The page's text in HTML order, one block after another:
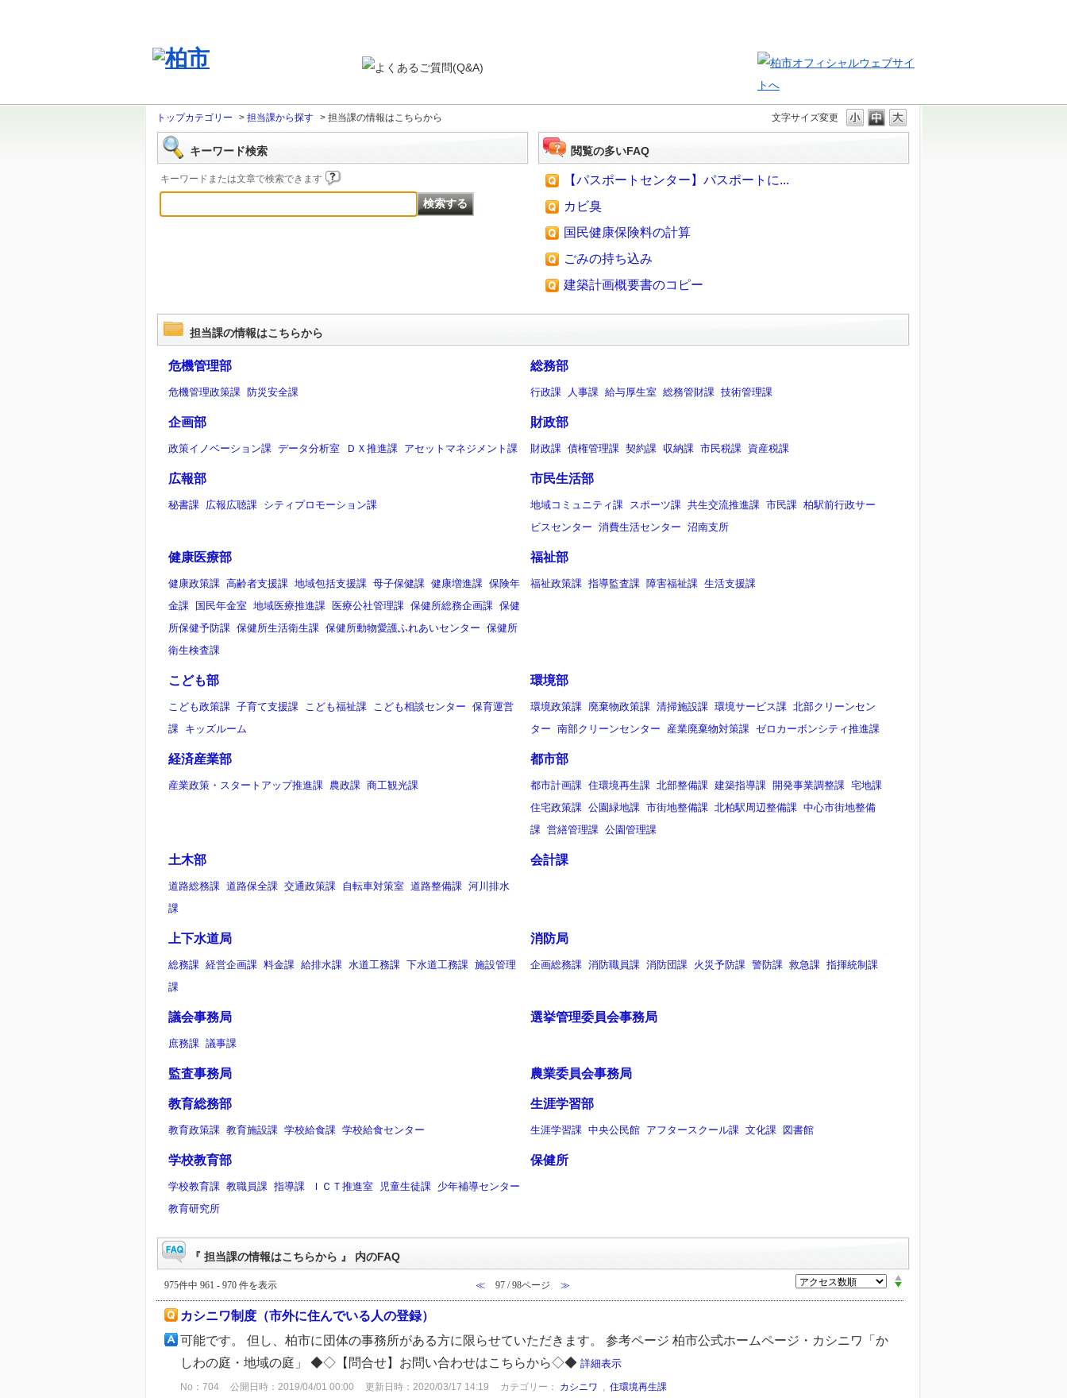
文字サイズ変更
トップカテゴリー > 担当課から探す > 担当課の情報はこちらから
キーワード検索
キーワードまたは文章で検索できます
閲覧の多いFAQ
【パスポートセンター】パスポートに...
カビ臭
国民健康保険料の計算
ごみの持ち込み
建築計画概要書のコピー
担当課の情報はこちらから
危機管理部
危機管理政策課 防災安全課
総務部
行政課 人事課 給与厚生室 総務管財課 技術管理課
企画部
政策イノベーション課 データ分析室 ＤＸ推進課 アセットマネジメント課
財政部
財政課 債権管理課 契約課 収納課 市民税課 資産税課
広報部
秘書課 広報広聴課 シティプロモーション課
市民生活部
地域コミュニティ課 スポーツ課 共生交流推進課 市民課 柏駅前行政サー
ビスセンター 消費生活センター 沼南支所
健康医療部
健康政策課 高齢者支援課 地域包括支援課 母子保健課 健康増進課 保険年
金課
国民年金室 地域医療推進課 医療公社管理課 保健所総務企画課 保健
所保健予防課 保健所生活衛生課 保健所動物愛護ふれあいセンター 保健所
衛生検査課
福祉部
福祉政策課 指導監査課 障害福祉課 生活支援課
こども部
こども政策課 子育て支援課 こども福祉課 こども相談センター 保育運営
課 キッズルーム
環境部
環境政策課 廃棄物政策課 清掃施設課 環境サービス課 北部クリーンセン
ター 南部クリーンセンター 産業廃棄物対策課 ゼロカーボンシティ推進課
経済産業部
産業政策・スタートアップ推進課 農政課 商工観光課
都市部
都市計画課 住環境再生課 北部整備課 建築指導課 開発事業調整課 宅地課
住宅政策課 公園緑地課 市街地整備課 北柏駅周辺整備課 中心市街地整備
課 営繕管理課 公園管理課
土木部
道路総務課 道路保全課 交通政策課 自転車対策室 道路整備課 河川排水
課
会計課
上下水道局
総務課 経営企画課 料金課 給排水課 水道工務課 下水道工務課 施設管理
課
消防局
企画総務課 消防職員課 消防団課 火災予防課 警防課 救急課 指揮統制課
議会事務局
庶務課 議事課
選挙管理委員会事務局
監査事務局 農業委員会事務局
教育総務部
教育政策課 教育施設課 学校給食課 学校給食センター
生涯学習部
生涯学習課 中央公民館 アフタースクール課 文化課 図書館
学校教育部
学校教育課 教職員課 指導課 ＩＣＴ推進室 児童生徒課 少年補導センター
教育研究所
保健所
『 担当課の情報はこちらから 』 内のFAQ
975件中 961 - 970 件を表示 ≪ 97 / 98ページ ≫
カシニワ制度（市外に住んでいる人の登録）
可能です。 但し、柏市に団体の事務所がある方に限らせていただきます。 参考ページ 柏市公式ホームページ・カシニワ「か
しわの庭・地域の庭」 ◆◇【問合せ】お問い合わせはこちらから◇◆ 詳細表示
No：704 公開日時：2019/04/01 00:00 更新日時：2020/03/17 14:19 カテゴリー： カシニワ , 住環境再生課